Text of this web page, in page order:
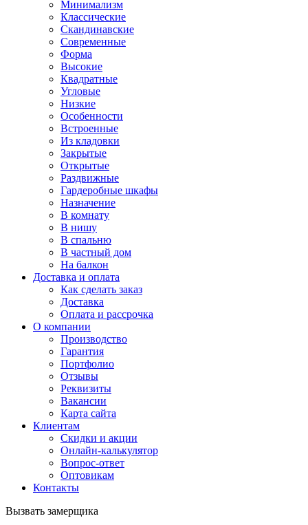
Минимализм
Классические
Скандинавские
Современные
Форма
Высокие
Квадратные
Угловые
Низкие
Особенности
Встроенные
Из кладовки
Закрытые
Открытые
Раздвижные
Гардеробные шкафы
Назначение
В комнату
В нишу
В спальню
В частный дом
На балкон
Доставка и оплата
Как сделать заказ
Доставка
Оплата и рассрочка
О компании
Производство
Гарантия
Портфолио
Отзывы
Реквизиты
Вакансии
Карта сайта
Клиентам
Скидки и акции
Онлайн-калькулятор
Вопрос-ответ
Оптовикам
Контакты
Вызвать замерщика